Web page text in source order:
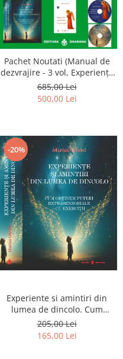
Pachet Noutati (Manual de
dezvrajire - 3 vol, Experiențe
și amintiri, Rugăciunile
Luceafarului de dimineata) -
Marius Ghidel
685,00 Lei
500,00 Lei
-20%
Experiente si amintiri din
lumea de dincolo. Cum
obtinem puteri
extrasenzoriale - cu exercitii
205,00 Lei
165,00 Lei